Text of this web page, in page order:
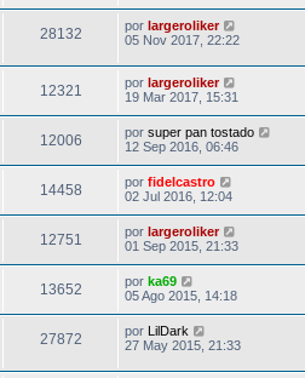
28132 por largeroliker
05 Nov 2017, 22:22
12321 por largeroliker
19 Mar 2017, 15:31
12006 por super pan tostado
12 Sep 2016, 06:46
14458 por fidelcastro
02 Jul 2016, 12:04
12751 por largeroliker
01 Sep 2015, 21:33
13652 por ka69
05 Ago 2015, 14:18
27872 por LilDark
27 May 2015, 21:33